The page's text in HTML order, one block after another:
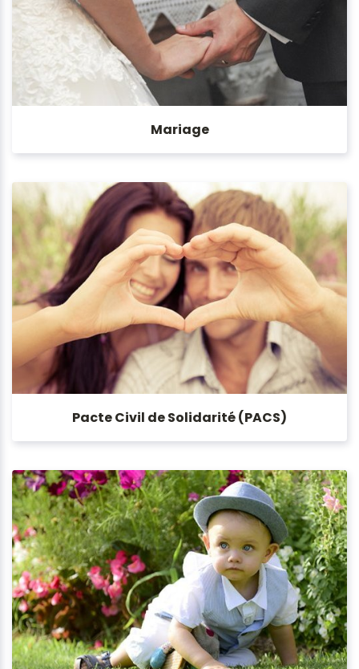
Mariage
Pacte Civil de Solidarité (PACS)